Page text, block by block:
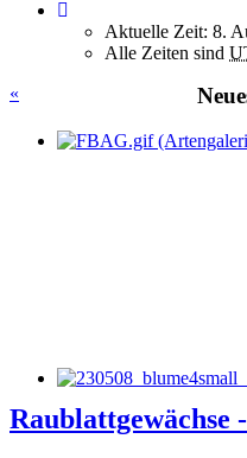
Aktuelle Zeit: 8.
Alle Zeiten sind
«
Raublattgewächse